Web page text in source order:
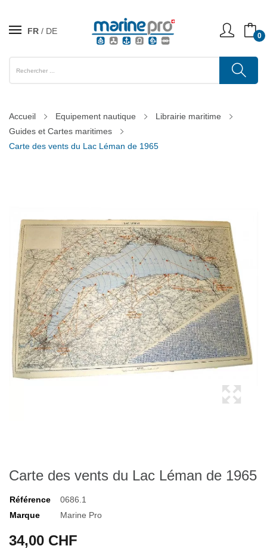
FR DE 0
Accueil Equipement nautique
Librairie maritime
Guides et Cartes maritimes
Carte des vents du Lac Léman de 1965
Carte des vents du Lac Léman de 1965
Référence
0686.1
Marque
Marine Pro
34,00 CHF